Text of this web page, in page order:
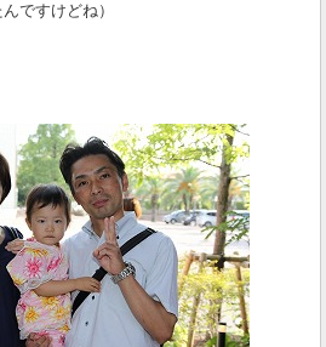
ですけどね）